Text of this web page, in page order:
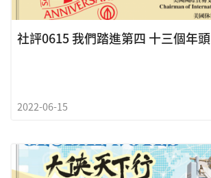
社評0615 我們踏進第四 十三個年頭
2022-06-15